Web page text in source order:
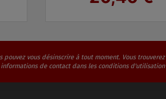
pouvez vous désinscrire à tout moment. Vous
informations de contact dans les conditions